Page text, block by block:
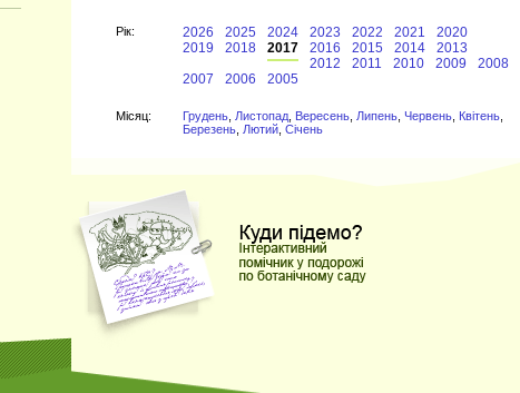
Рiк: 2026 2025 2024 2023 2022 2021
2020
2019
2018 2017 2016 2015 2014
2013
2012
2011 2010 2009
2008
2007
2006 2005
Мiсяц: Грудень Листопад Вересень Липень Червень Квітень
Березень Лютий Січень